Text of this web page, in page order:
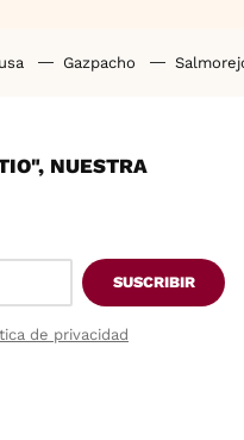
Gazpacho
NUESTRA
SUSCRIBIR
de privacidad